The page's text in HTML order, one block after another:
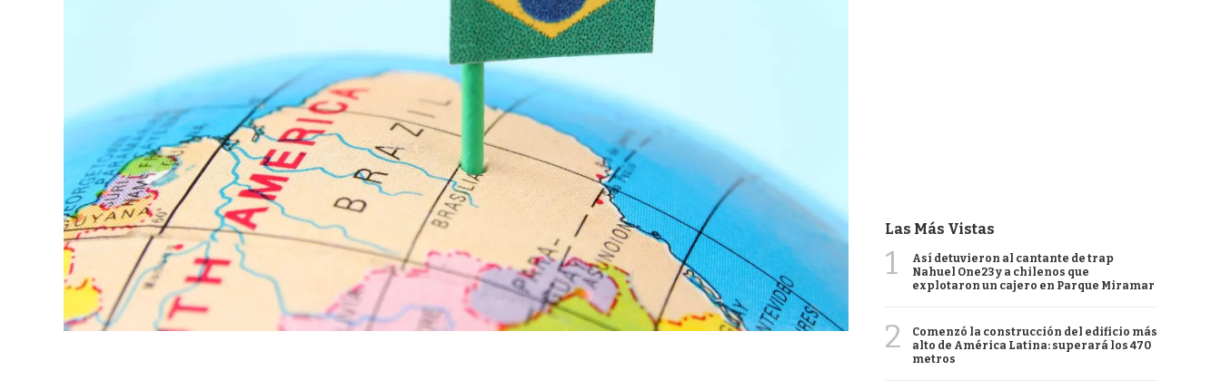
Las Más Vistas
1
Así detuvieron al cantante de trap
Nahuel One23 y a chilenos que
explotaron un cajero en Parque Miramar
2
Comenzó la construcción del edificio más
alto de América Latina: superará los 470
metros